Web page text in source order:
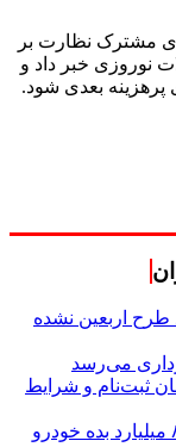
مشترک نظارت بر
نوروزی خبر داد و
پرهزینه بعدی شود.
طرح اربعین نشده
می‌رسد
ثبت‌نام و شرایط
کاسبی خارج‌نشین‌ها با سهمیه اقامت / ۸ میلیارد بده خودرو